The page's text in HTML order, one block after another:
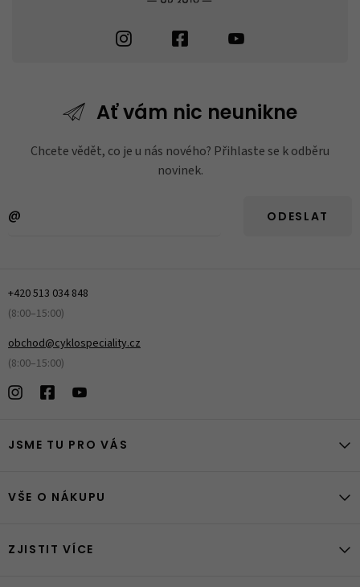
Ať vám nic neunikne
Chcete vědět, co je u nás nového? Přihlaste se k odběru
novinek.
ODESLAT
+420 513 034 848
(8:00–15:00)
obchod@cyklospeciality.cz
(8:00–15:00)
JSME TU PRO VÁS
VŠE O NÁKUPU
ZJISTIT VÍCE